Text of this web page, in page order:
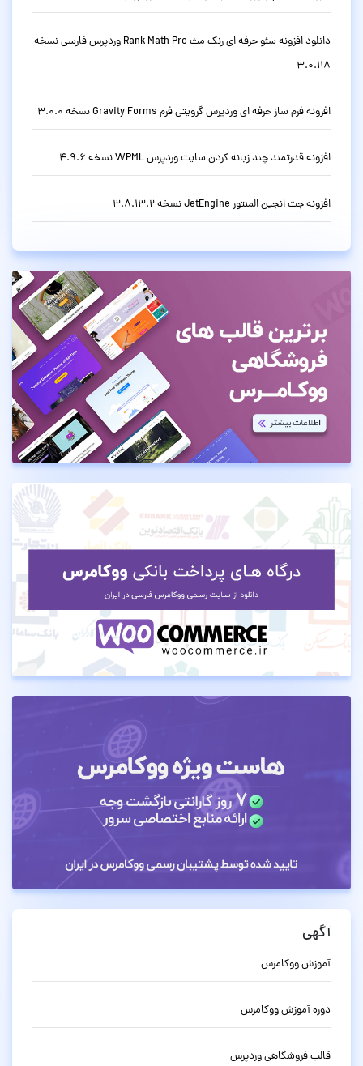
دانلود افزونه سئو حرفه ای رنک مث Rank Math Pro وردپرس فارسی نسخه
3.0.118
افزونه فرم ساز حرفه ای وردپرس گرویتی فرم Gravity Forms نسخه 3.0.0
افزونه قدرتمند چند زبانه کردن سایت وردپرس WPML نسخه 4.9.6
افزونه جت انجین المنتور JetEngine نسخه 3.8.13.2
آگهی
آموزش ووکامرس
دوره آموزش ووکامرس
قالب فروشگاهی وردپرس